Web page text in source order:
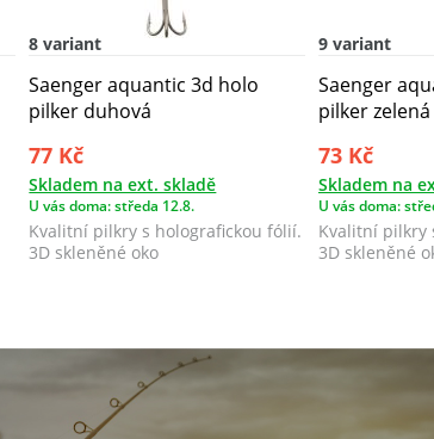
8 variant
Saenger aquantic 3d holo
pilker duhová
77 Kč
Skladem na ext. skladě
U vás doma: středa 12.8.
Kvalitní pilkry s holografickou fólií.
3D skleněné oko
9 variant
Saenger
pilker
73 Kč
Skladem na
U vás doma:
Kvalitní pilkry
3D skleněné